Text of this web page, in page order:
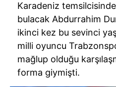
Karadeniz
bulacak Abdurrahim
ikinci kez bu sevinci
milli oyuncu
mağlup olduğu
forma giymişti.